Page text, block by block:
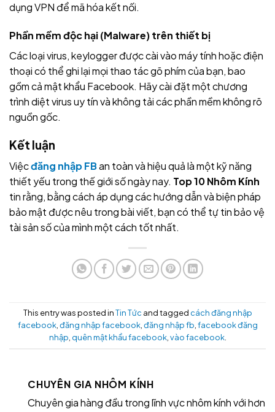
dụng VPN để mã hóa kết nối.
Phần mềm độc hại (Malware) trên thiết bị
Các loại virus, keylogger được cài vào máy tính hoặc điện
thoại có thể ghi lại mọi thao tác gõ phím của bạn, bao
gồm cả mật khẩu Facebook. Hãy cài đặt một chương
trình diệt virus uy tín và không tải các phần mềm không rõ
nguồn gốc.
Kết luận
Việcđăng nhập FBan toàn và hiệu quả là một kỹ năng
thiết yếu trong thế giới số ngày nay. Top 10 Nhôm Kính
tin rằng, bằng cách áp dụng các hướng dẫn và biện pháp
bảo mật được nêu trong bài viết, bạn có thể tự tin bảo vệ
tài sản số của mình một cách tốt nhất.
This entry was posted inTin Tức and tagged cách đăng nhập
facebook, đăng nhập facebook, đăng nhập fb facebook đăng
nhập quên mật khẩu facebook, vào facebook.
CHUYÊN GIA NHÔM KÍNH
Chuyên gia hàng đầu trong lĩnh vực nhôm kính với hơn